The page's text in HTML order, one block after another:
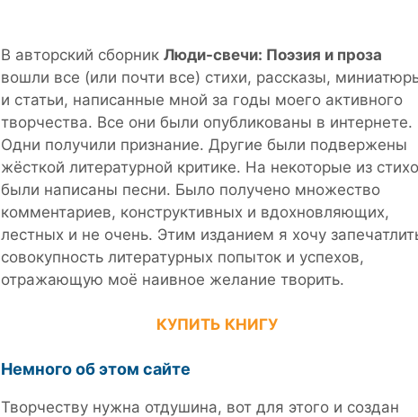
В авторский сборник Люди-свечи: Поэзия и проза
вошли все (или почти все) стихи, рассказы,
и статьи, написанные мной за годы моего активного
творчества. Все они были опубликованы в интернете.
Одни получили признание. Другие были подвержены
жёсткой литературной критике. На некоторые из
были написаны песни. Было получено множество
комментариев, конструктивных и вдохновляющих,
лестных и не очень. Этим изданием я хочу
совокупность литературных попыток и успехов,
отражающую моё наивное желание творить.
КУПИТЬ КНИГУ
Немного об этом сайте
Творчеству нужна отдушина, вот для этого и создан